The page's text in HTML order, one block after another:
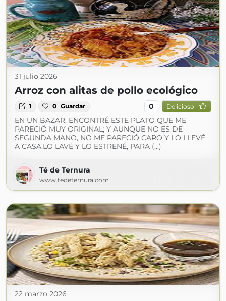
31 julio 2026
Arroz con alitas de pollo ecológico
1 0 Guardar 0 Delicioso
EN UN BAZAR, ENCONTRÉ ESTE PLATO QUE ME
PARECIÓ MUY ORIGINAL; Y AUNQUE NO ES DE
SEGUNDA MANO, NO ME PARECIÓ CARO Y LO LLEVÉ
A CASA.LO LAVÉ Y LO ESTRENÉ, PARA (...)
Té de Ternura
www.tedeternura.com
22 marzo 2026